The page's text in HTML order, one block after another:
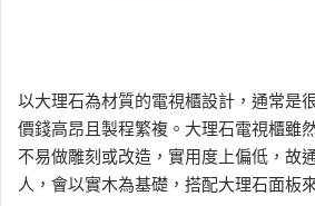
以大理石為材質的電視櫃設計，通常是
價錢高昂且製程繁複。大理石電視櫃雖
不易做雕刻或改造，實用度上偏低，故
人，會以實木為基礎，搭配大理石面板